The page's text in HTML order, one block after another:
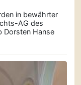
in bewährter
AG des
Dorsten Hanse